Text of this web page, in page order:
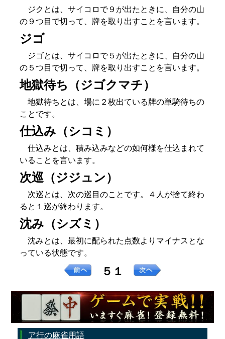
ジクとは、サイコロで９が出たときに、自分の山
の９つ目で切って、牌を取り出すことを言います。
ジゴ
ジゴとは、サイコロで５が出たときに、自分の山
の５つ目で切って、牌を取り出すことを言います。
地獄待ち（ジゴクマチ）
地獄待ちとは、場に２枚出ている牌の単騎待ちの
ことです。
仕込み（シコミ）
仕込みとは、積み込みなどの如何様を仕込まれて
いることを言います。
次巡（ジジュン）
次巡とは、次の巡目のことです。４人が捨て終わ
ると１巡が終わります。
沈み（シズミ）
沈みとは、最初に配られた点数よりマイナスとな
っている状態です。
５１
ア行の麻雀用語